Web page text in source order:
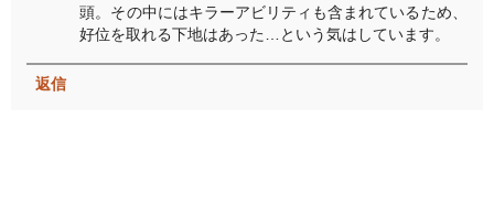
頭。その中にはキラーアビリティも含まれているため、
好位を取れる下地はあった…という気はしています。
返信